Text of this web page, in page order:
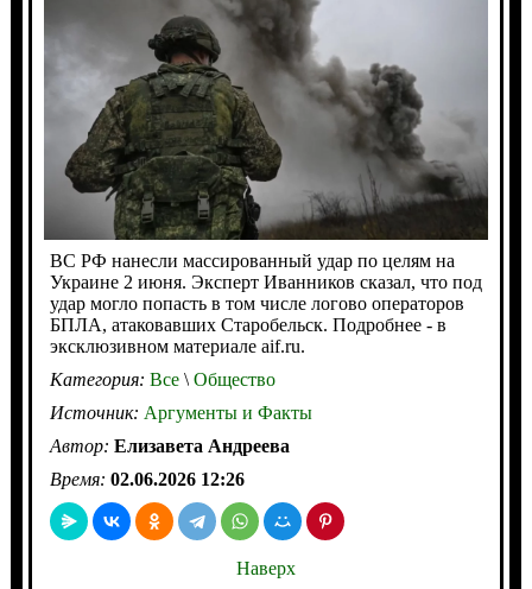
ВС РФ нанесли массированный удар по целям на
Украине 2 июня. Эксперт Иванников сказал, что под
удар могло попасть в том числе логово операторов
БПЛА, атаковавших Старобельск. Подробнее - в
эксклюзивном материале aif.ru.
Категория: Все\Общество
Источник: Аргументы и Факты
Автор: Елизавета Андреева
Время: 02.06.2026 12:26
Наверх